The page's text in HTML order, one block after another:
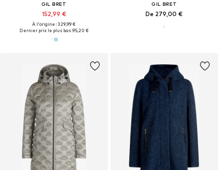
GIL BRET
152,99 €
À l'origine : 329,99 €
Dernier prix le plus bas :95,20 €
GIL BRET
De 279,00 €